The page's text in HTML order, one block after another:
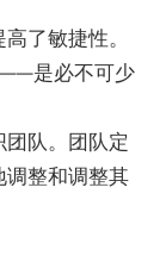
了敏捷性。
是必不可少
队。团队定
整和调整其